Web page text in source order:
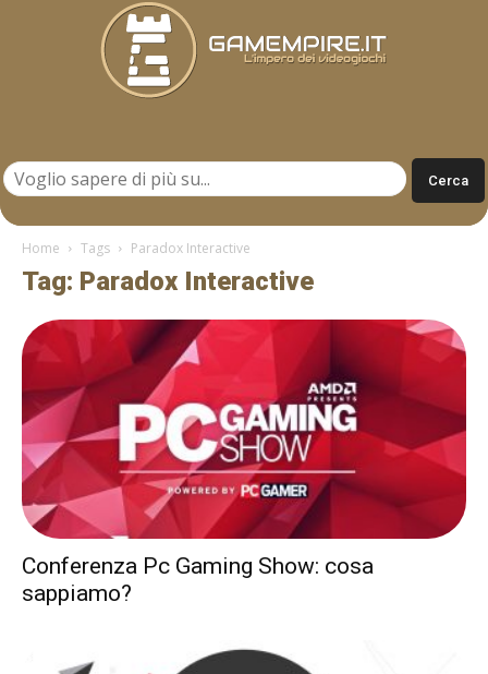
Home Tags Paradox Interactive
Tag: Paradox Interactive
Conferenza Pc Gaming Show: cosa
sappiamo?